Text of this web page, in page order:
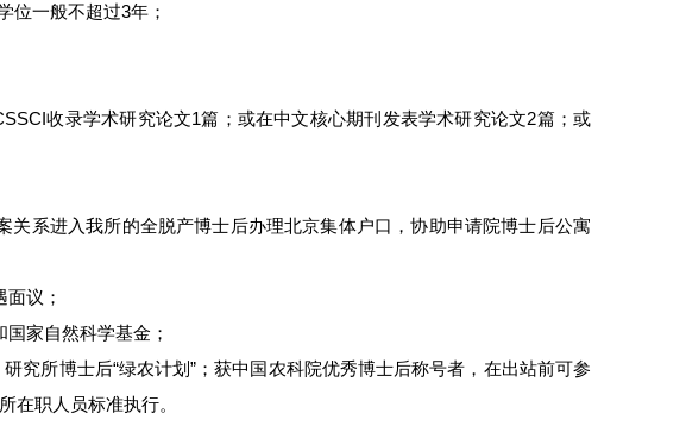
位一般不超过3年；
收录学术研究论文1篇；或在中文核心期刊发表学术研究论文2篇；或
系进入我所的全脱产博士后办理北京集体户口，协助申请院博士后公寓
议；
家自然科学基金；
究所博士后“绿农计划”；获中国农科院优秀博士后称号者，在出站前可参
在职人员标准执行。